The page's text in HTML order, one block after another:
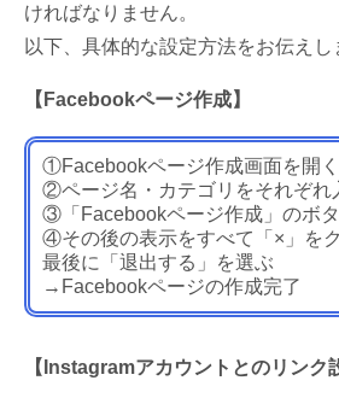
ければなりません。
以下、具体的な設定方法をお伝えし
【Facebookページ作成】
①Facebookページ作成画面を開く
②ページ名・カテゴリをそれぞれ
③「Facebookページ作成」のボ
④その後の表示をすべて「×」を
最後に「退出する」を選ぶ
→Facebookページの作成完了
【Instagramアカウントとのリンク